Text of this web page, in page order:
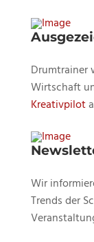
Drumtrainer
Wirtschaft
Kreativpilot
Wir
Trends der